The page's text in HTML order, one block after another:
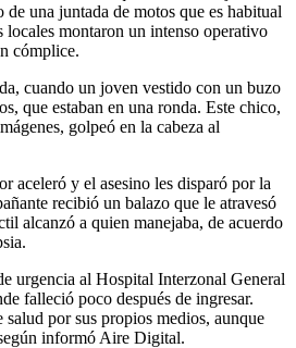
una juntada de motos que es habitual
locales montaron un intenso operativo
cómplice.
cuando un joven vestido con un buzo
que estaban en una ronda. Este chico,
golpeó en la cabeza al
aceleró y el asesino les disparó por la
recibió un balazo que le atravesó
alcanzó a quien manejaba, de acuerdo
urgencia al Hospital Interzonal General
falleció poco después de ingresar.
por sus propios medios, aunque
informó Aire Digital.